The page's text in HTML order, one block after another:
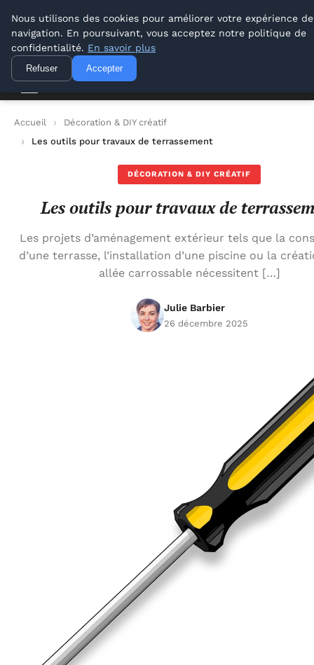
Conseil Outil Bricolage
Conseil Outil Bricolage
Accueil
Décoration & DIY créatif
Les outils pour travaux de terrassement
DÉCORATION & DIY CRÉATIF
Les outils pour travaux de
Les projets d’aménagement extérieur tels que la
d’une terrasse, l’installation d’une piscine ou la
allée carrossable nécessitent […]
Julie Barbier
26 décembre 2025
Nous utilisons des cookies pour améliorer votre expérience de
navigation. En poursuivant, vous acceptez notre politique de
confidentialité. En savoir plus
Refuser Accepter